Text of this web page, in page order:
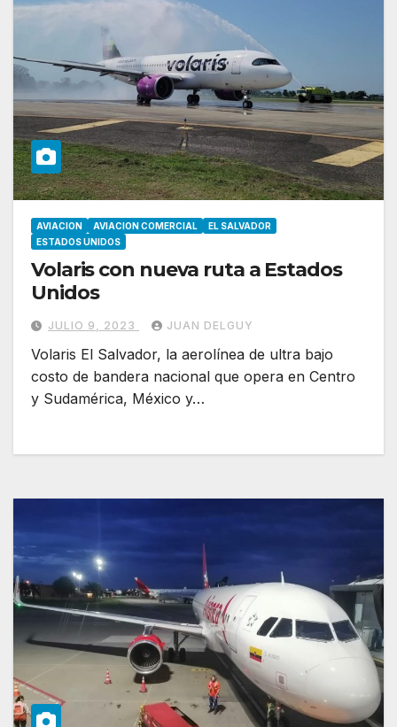
AVIACION AVIACION COMERCIAL
EL SALVADOR
ESTADOS UNIDOS
Volaris con nueva ruta a Estados
Unidos
JULIO 9, 2023 JUAN DELGUY
Volaris El Salvador, la aerolínea de ultra bajo
costo de bandera nacional que opera en Centro
y Sudamérica, México y…